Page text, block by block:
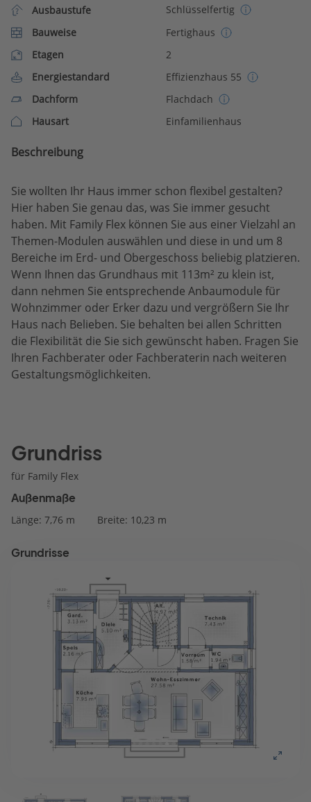
Ausbaustufe
Schlüsselfertig
Bauweise
Fertighaus
Etagen
2
Energiestandard
Effizienzhaus 55
Dachform
Flachdach
Hausart
Einfamilienhaus
Beschreibung
Sie wollten Ihr Haus immer schon flexibel gestalten?
Hier haben Sie genau das, was Sie immer gesucht
haben. Mit Family Flex können Sie aus einer Vielzahl an
Themen-Modulen auswählen und diese in und um 8
Bereiche im Erd- und Obergeschoss beliebig platzieren.
Wenn Ihnen das Grundhaus mit 113m² zu klein ist,
dann nehmen Sie entsprechende Anbaumodule für
Wohnzimmer oder Erker dazu und vergrößern Sie Ihr
Haus nach Belieben. Sie behalten bei allen Schritten
die Flexibilität die Sie sich gewünscht haben. Fragen Sie
Ihren Fachberater oder Fachberaterin nach weiteren
Gestaltungsmöglichkeiten.
Grundriss
für Family Flex
Außenmaße
Länge: 7,76 m Breite: 10,23 m
Grundrisse